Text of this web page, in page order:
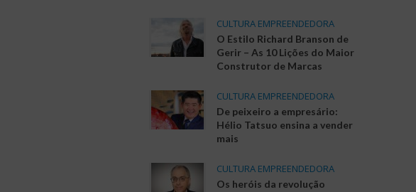
CULTURA EMPREENDEDORA
O Estilo Richard Branson de
Gerir – As 10 Lições do Maior
Construtor de Marcas
CULTURA EMPREENDEDORA
De peixeiro a empresário:
Hélio Tatsuo ensina a vender
mais
CULTURA EMPREENDEDORA
Os heróis da revolução